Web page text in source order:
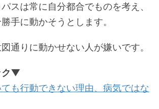
スは常に自分都合でものを考え、
手に動かそうとします。
通りに動かせない人が嫌いです。
ク▼
も行動できない理由、病気ではな